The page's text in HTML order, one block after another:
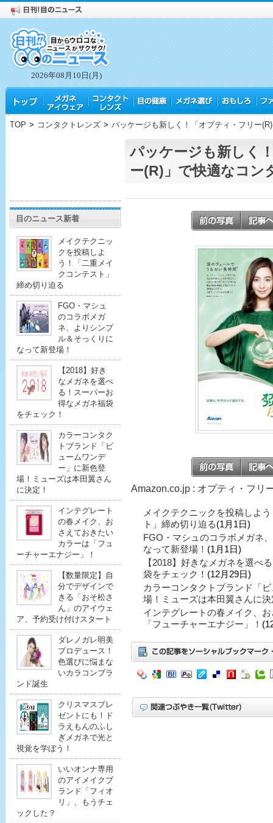
2026年08月10日(月)
TOP > コンタクトレンズ > パッケージも新しく！「オプティ・フリー
目のニュース新着
メイクテクニッ
クを投稿しよ
う！「二重メイ
クコンテスト」
締め切り迫る
FGO・マシュ
のコラボメガ
ネ、よりシンプ
ル＆そっくりに
なって新登場！
【2018】好き
なメガネを選べ
る！スーパーお
得なメガネ福袋
をチェック！
カラーコンタク
トブランド「ビ
ュームワンデ
ー」に新色登
場！ミューズは本田翼さん
に決定！
インテグレート
の春メイク、お
さえておきたい
カラーは「フュ
ーチャーエナジー」！
【数量限定】自
分でデザインで
きる「おそ松さ
ん」のアイウェ
ア、予約受け付けスタート
ダレノガレ明美
プロデュース！
色選びに悩まな
いカラコンブラ
ンド誕生
クリスマスプレ
ゼントにも！ド
ラえもんのふし
ぎメガネで光と
視覚を学ぼう！
いいオンナ専用
のアイメイクブ
ランド「フィオ
リ」、もうチェ
ックした？
パッケージも新しく
ー(R)」で快適なコン
Amazon.co.jp : オプティ・フリ
メイクテクニックを投稿しよ
ト」締め切り迫る(1月1日)
FGO・マシュのコラボメガネ
なって新登場！ (1月1日)
【2018】好きなメガネを選べ
袋をチェック！ (12月29日)
カラーコンタクトブランド「
場！ミューズは本田翼さんに決
インテグレートの春メイク、
「フューチャーエナジー」！